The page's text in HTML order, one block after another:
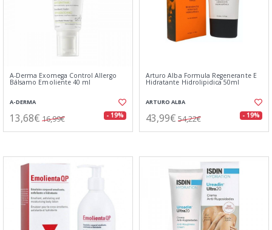
A-Derma Exomega Control Allergo
Bálsamo Emoliente 40 ml
A-DERMA
13,68€ 16,99€ - 19%
Arturo Alba Formula Regenerante E
Hidratante Hidrolipidica 50ml
ARTURO ALBA
43,99€ 54,22€ - 19%